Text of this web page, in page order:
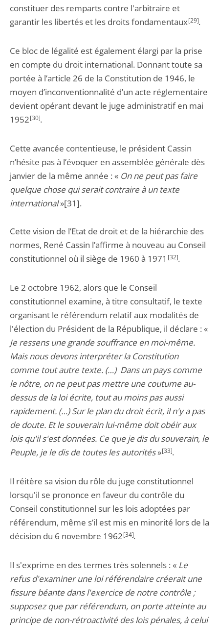
constituer des remparts contre l'arbitraire et
garantir les libertés et les droits fondamentaux[29].
Ce bloc de légalité est également élargi par la prise
en compte du droit international. Donnant toute sa
portée à l’article 26 de la Constitution de 1946, le
moyen d’inconventionnalité d’un acte réglementaire
devient opérant devant le juge administratif en mai
1952[30].
Cette avancée contentieuse, le président Cassin
n’hésite pas à l’évoquer en assemblée générale dès
janvier de la même année : « On ne peut pas faire
quelque chose qui serait contraire à un texte
international»[31].
Cette vision de l’Etat de droit et de la hiérarchie des
normes, René Cassin l’affirme à nouveau au Conseil
constitutionnel où il siège de 1960 à 1971 [32].
Le 2 octobre 1962, alors que le Conseil
constitutionnel examine, à titre consultatif, le texte
organisant le référendum relatif aux modalités de
l'élection du Président de la République, il déclare : «
Je ressens une grande souffrance en moi-même.
Mais nous devons interpréter la Constitution
comme tout autre texte. (…) Dans un pays comme
le nôtre, on ne peut pas mettre une coutume au-
dessus de la loi écrite, tout au moins pas aussi
rapidement. (…) Sur le plan du droit écrit, il n'y a pas
de doute. Et le souverain lui-même doit obéir aux
lois qu'il s'est données. Ce que je dis du souverain, le
Peuple, je le dis de toutes les autorités»[33].
Il réitère sa vision du rôle du juge constitutionnel
lorsqu'il se prononce en faveur du contrôle du
Conseil constitutionnel sur les lois adoptées par
référendum, même s’il est mis en minorité lors de la
décision du 6 novembre 1962[34].
Il s'exprime en des termes très solennels : « Le
refus d'examiner une loi référendaire créerait une
fissure béante dans l'exercice de notre contrôle ;
supposez que par référendum, on porte atteinte au
principe de non-rétroactivité des lois pénales, à celui